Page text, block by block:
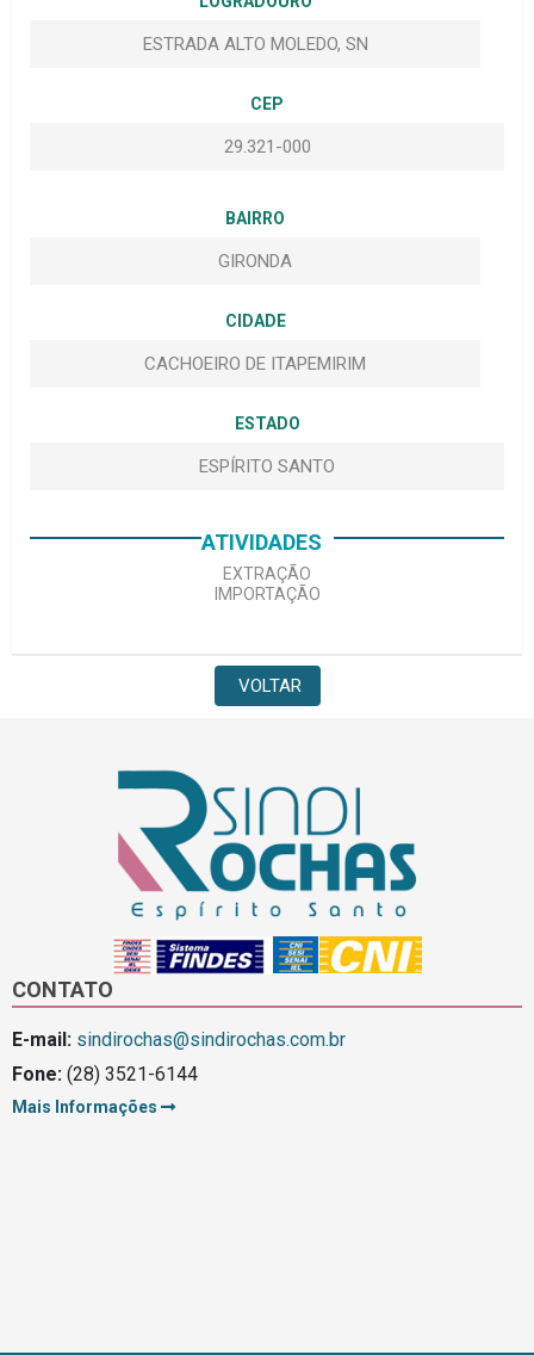
ESTRADA ALTO MOLEDO, SN
CEP
29.321-000
BAIRRO
GIRONDA
CIDADE
CACHOEIRO DE ITAPEMIRIM
ESTADO
ESPÍRITO SANTO
ATIVIDADES
EXTRAÇÃO
IMPORTAÇÃO
VOLTAR
CONTATO
E-mail: sindirochas@sindirochas.com.br
Fone: (28) 3521-6144
Mais Informações